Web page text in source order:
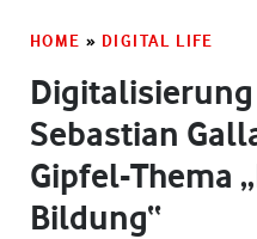
HOME » DIGITAL LIFE
Sebastian
Gipfel-Thema
Bildung“